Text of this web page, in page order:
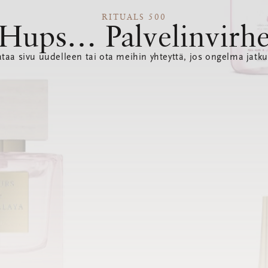
RITUALS 500
sivu uudelleen tai ota meihin yhteyttä, jos ongelma